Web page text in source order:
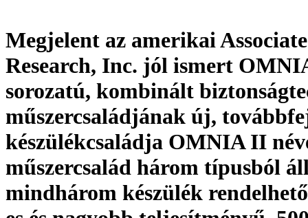
Megjelent az amerikai
Research, Inc. jól ismert
sorozatú, kombinált
műszercsaládjának új,
készülékcsaládja OMNIA II
műszercsalád három típusból
mindhárom készülék